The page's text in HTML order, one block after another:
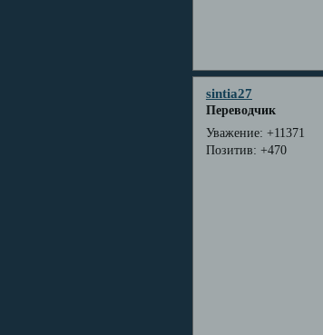
sintia27
Переводчик
Уважение: +11371
Позитив: +470